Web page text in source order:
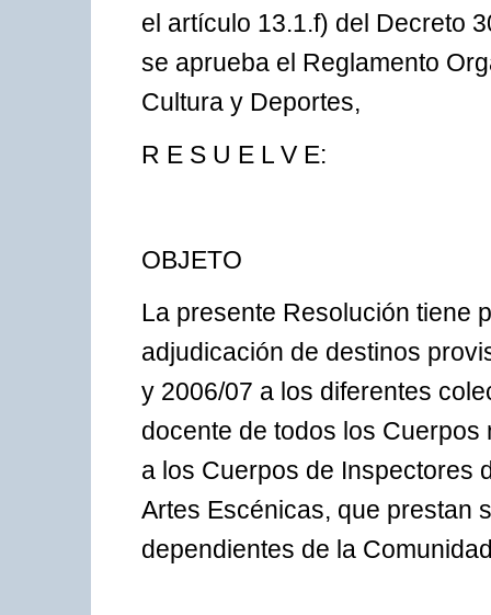
el artículo 13.1.f) del Decreto
se aprueba el Reglamento
Cultura y Deportes,
R E S U E L V E:
OBJETO
La presente Resolución tiene
adjudicación de destinos
y 2006/07 a los diferentes
docente de todos los
a los Cuerpos de Inspectores
Artes Escénicas, que prestan
dependientes de la